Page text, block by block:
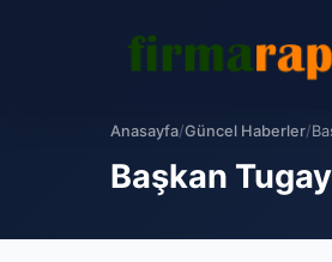
Anasayfa/Güncel Haberler/
Başkan